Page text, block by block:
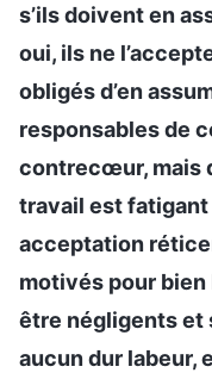
s’ils doivent en
oui, ils ne
obligés d’en
responsables de
contrecœur, mais
travail est fatigant
acceptation
motivés pour bien
être négligents et
aucun dur labeur,